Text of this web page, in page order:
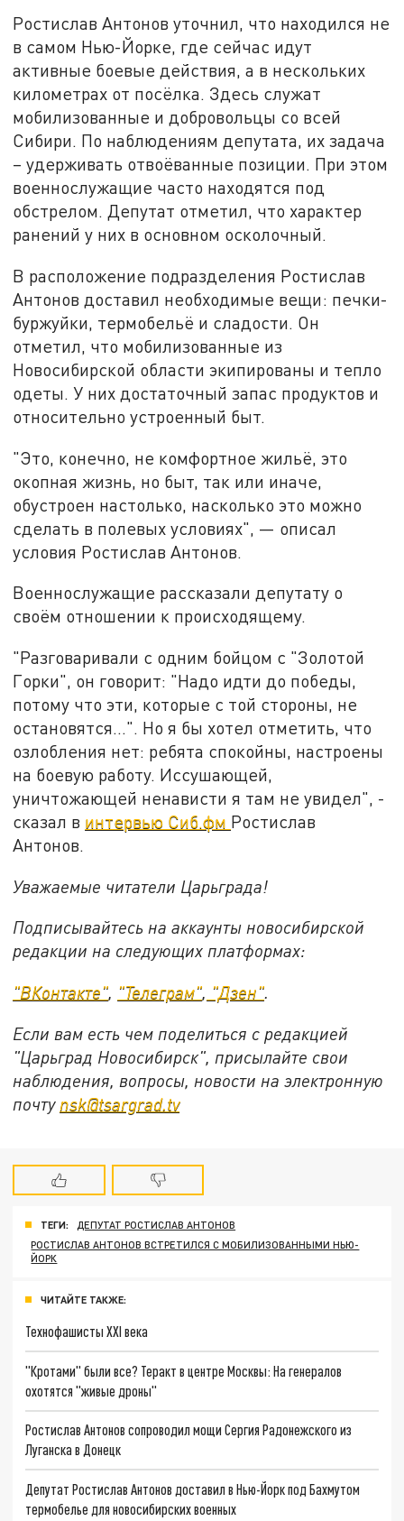
Ростислав Антонов уточнил, что находился не
в самом Нью-Йорке, где сейчас идут
активные боевые действия, а в нескольких
километрах от посёлка. Здесь служат
мобилизованные и добровольцы со всей
Сибири. По наблюдениям депутата, их задача
– удерживать отвоёванные позиции. При этом
военнослужащие часто находятся под
обстрелом. Депутат отметил, что характер
ранений у них в основном осколочный.
В расположение подразделения Ростислав
Антонов доставил необходимые вещи: печки-
буржуйки, термобельё и сладости. Он
отметил, что мобилизованные из
Новосибирской области экипированы и тепло
одеты. У них достаточный запас продуктов и
относительно устроенный быт.
"Это, конечно, не комфортное жильё, это
окопная жизнь, но быт, так или иначе,
обустроен настолько, насколько это можно
сделать в полевых условиях", — описал
условия Ростислав Антонов.
Военнослужащие рассказали депутату о
своём отношении к происходящему.
"Разговаривали с одним бойцом с "Золотой
Горки", он говорит: "Надо идти до победы,
потому что эти, которые с той стороны, не
остановятся...". Но я бы хотел отметить, что
озлобления нет: ребята спокойны, настроены
на боевую работу. Иссушающей,
уничтожающей ненависти я там не увидел", -
сказал в интервью Сиб.фм Ростислав
Антонов.
Уважаемые читатели Царьграда!
Подписывайтесь на аккаунты новосибирской
редакции на следующих платформах:
"ВКонтакте", "Телеграм", "Дзен".
Если вам есть чем поделиться с редакцией
"Царьград Новосибирск", присылайте свои
наблюдения, вопросы, новости на электронную
почту nsk@tsargrad.tv
ТЕГИ:
ДЕПУТАТ РОСТИСЛАВ АНТОНОВ
РОСТИСЛАВ АНТОНОВ ВСТРЕТИЛСЯ С МОБИЛИЗОВАННЫМИ НЬЮ-
ЙОРК
ЧИТАЙТЕ ТАКЖЕ:
Технофашисты XXI века
"Кротами" были все? Теракт в центре Москвы: На генералов
охотятся "живые дроны"
Ростислав Антонов сопроводил мощи Сергия Радонежского из
Луганска в Донецк
Депутат Ростислав Антонов доставил в Нью-Йорк под Бахмутом
термобелье для новосибирских военных